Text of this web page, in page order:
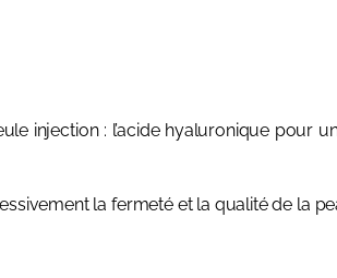
injection : l’acide hyaluronique pour
la fermeté et la qualité de la